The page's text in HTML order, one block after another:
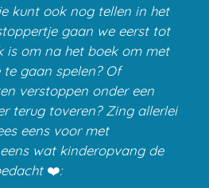
kunt ook nog tellen in het
gaan we eerst tot
is om na het boek om met
gaan spelen? Of
verstoppen onder een
terug toveren? Zing allerlei
eens voor met
wat kinderopvang de
❤️: